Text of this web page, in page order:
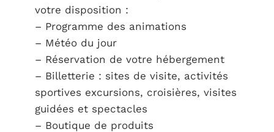
votre disposition :
– Programme des animations
– Météo du jour
– Réservation de votre hébergement
– Billetterie : sites de visite, activités
sportives excursions, croisières, visites
guidées et spectacles
– Boutique de produits